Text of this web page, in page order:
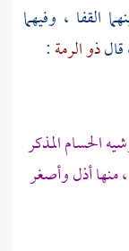
القفا ، وفيهما
قالذو الرمة:
الحسام المذكر
منها أذل وأصغر